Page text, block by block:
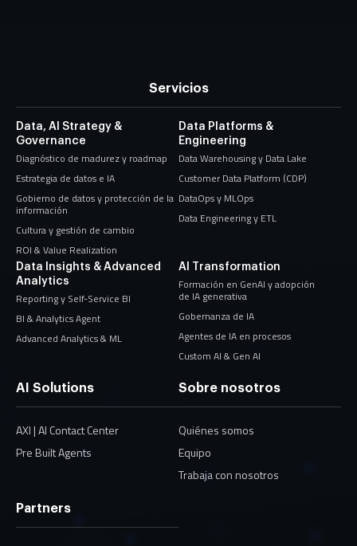
Servicios
Data, AI Strategy &
Governance
Diagnóstico de madurez y roadmap
Estrategia de datos e IA
Gobierno de datos y protección de la
información
Cultura y gestión de cambio
ROI & Value Realization
Data Platforms &
Engineering
Data Warehousing y Data Lake
Customer Data Platform (CDP)
DataOps y MLOps
Data Engineering y ETL
Data Insights & Advanced
Analytics
Reporting y Self-Service BI
BI & Analytics Agent
Advanced Analytics & ML
AI Transformation
Formación en GenAI y adopción
de IA generativa
Gobernanza de IA
Agentes de IA en procesos
Custom AI & Gen AI
AI Solutions
AXI | AI Contact Center
Pre Built Agents
Sobre nosotros
Quiénes somos
Equipo
Trabaja con nosotros
Partners